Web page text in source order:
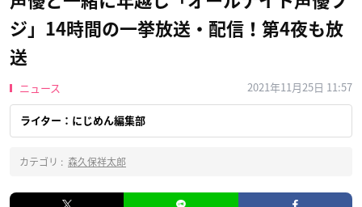
ジ」14時間の一挙放送・配信！第4夜も放
送
ニュース 2021年11月25日 11:57
ライター：にじめん編集部
カテゴリ : 森久保祥太郎